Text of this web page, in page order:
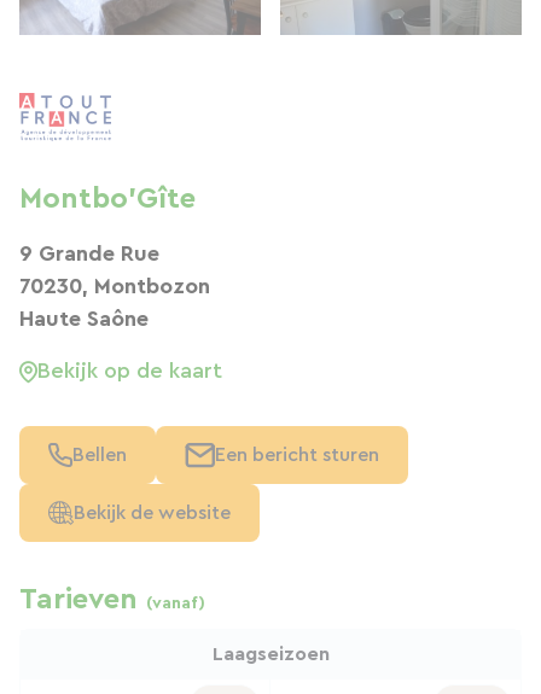
Montbo'Gîte
9 Grande Rue
70230, Montbozon
Haute Saône
Bekijk op de kaart
Bellen Een bericht sturen
Bekijk de website
Tarieven (vanaf)
Laagseizoen